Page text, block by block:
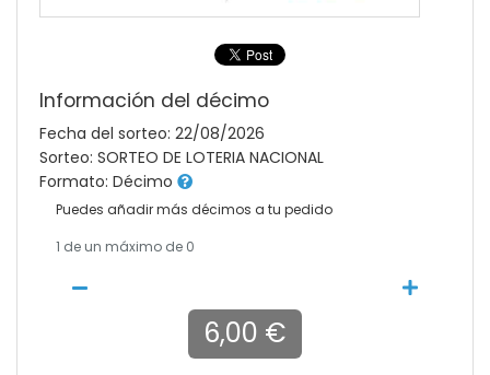
Información del décimo
Fecha del sorteo: 22/08/2026
Sorteo: SORTEO DE LOTERIA NACIONAL
Formato: Décimo
Puedes añadir más décimos a tu pedido
1 de un máximo de 0
6,00 €